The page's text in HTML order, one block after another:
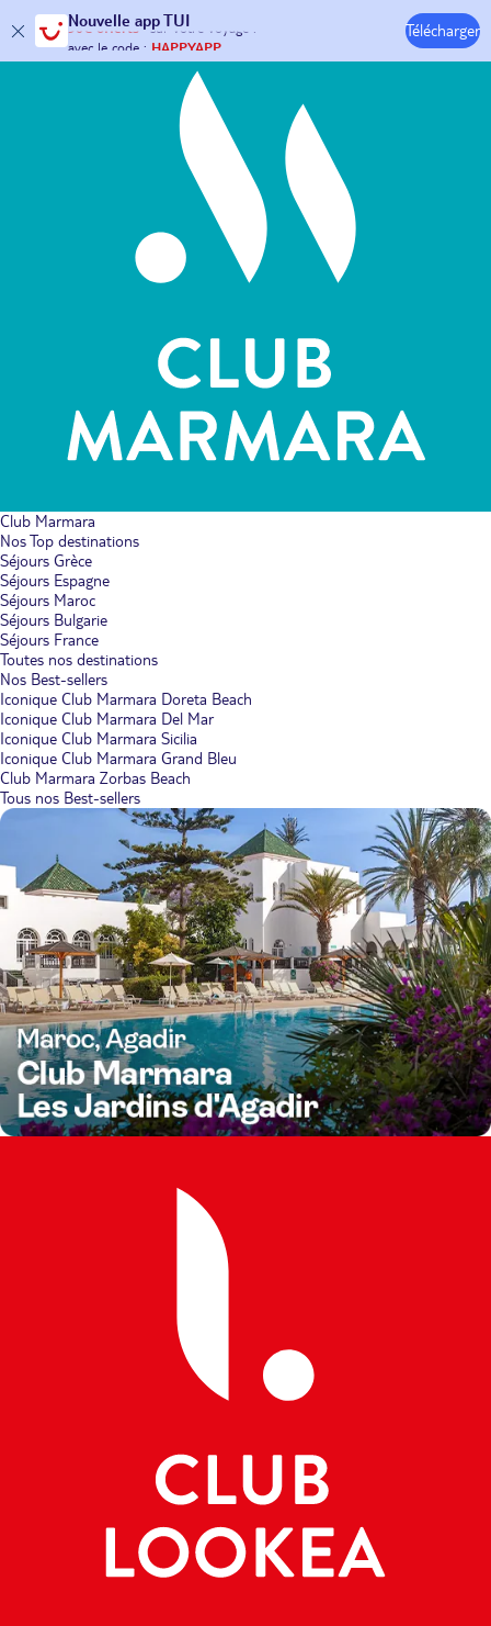
Nouvelle app TUI
30€ offerts* sur votrevoyage !
avec le code :HAPPYAPP
Télécharger
Hôtels & Clubs
Club Marmara
Nos Top destinations
Séjours Grèce
Séjours Espagne
Séjours Maroc
Séjours Bulgarie
Séjours France
Toutes nos destinations
Nos Best-sellers
Iconique Club Marmara Doreta Beach
Iconique Club Marmara Del Mar
Iconique Club Marmara Sicilia
Iconique Club Marmara Grand Bleu
Club Marmara Zorbas Beach
Tous nos Best-sellers